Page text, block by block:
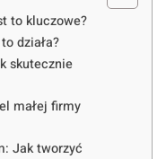
to kluczowe?
działa?
skutecznie
małej firmy
Jak tworzyć